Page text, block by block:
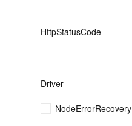
HttpStatusCode
Driver
NodeErrorRecovery